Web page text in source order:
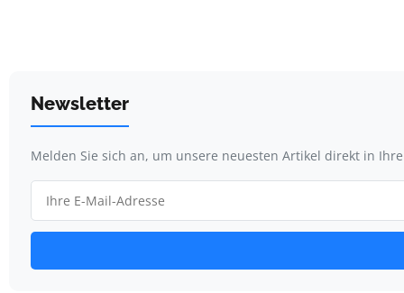
Newsletter
Melden Sie sich an, um unsere neuesten Artikel direkt in